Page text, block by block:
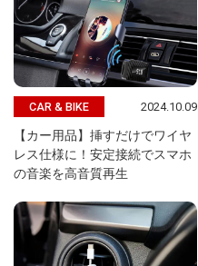
CAR & BIKE 2024.10.09
【カー用品】挿すだけでワイヤ
レス仕様に！安定接続でスマホ
の音楽を高音質再生